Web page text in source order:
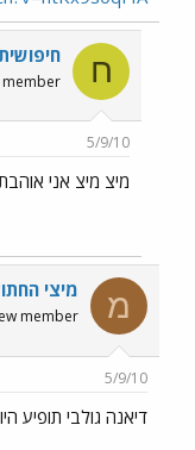
ח member
5/9/10
מיצ מיצ אני
מ מיצי
member
5/9/10
דיאנה גולבי תופיע